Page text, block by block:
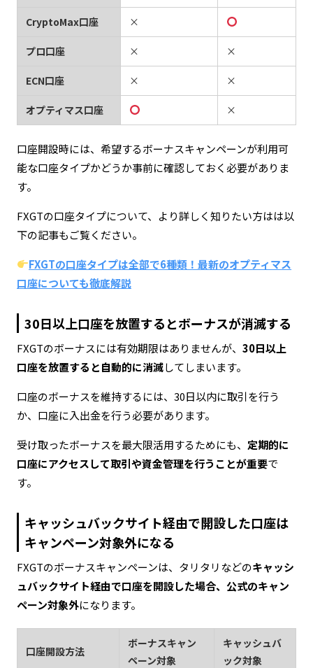
CryptoMax口座 ×
プロ口座 × ×
ECN口座 × ×
オプティマス口座 ×
口座開設時には、希望するボーナスキャンペーンが利用可
能な口座タイプかどうか事前に確認しておく必要がありま
す。
FXGTの口座タイプについて、より詳しく知りたい方はは以
下の記事もご覧ください。
FXGTの口座タイプは全部で6種類！最新のオプティマス
口座についても徹底解説
30日以上口座を放置するとボーナスが消滅する
FXGTのボーナスには有効期限はありませんが、 30日以上
口座を放置すると自動的に消滅してしまいます。
口座のボーナスを維持するには、30日以内に取引を行う
か、口座に入出金を行う必要があります。
受け取ったボーナスを最大限活用するためにも、 定期的に
口座にアクセスして取引や資金管理を行うことが重要で
す。
キャッシュバックサイト経由で開設した口座は
キャンペーン対象外になる
FXGTのボーナスキャンペーンは、タリタリなどのキャッシ
ュバックサイト経由で口座を開設した場合、公式のキャン
ペーン対象外になります。
口座開設方法
ボーナスキャン
ペーン対象
キャッシュバ
ック対象